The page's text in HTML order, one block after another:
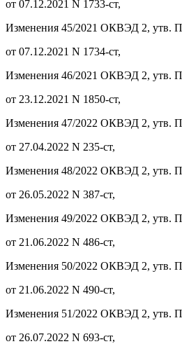
от 07.12.2021 N 1733-ст,
Изменения 45/2021 ОКВЭД 2, утв.
от 07.12.2021 N 1734-ст,
Изменения 46/2021 ОКВЭД 2, утв.
от 23.12.2021 N 1850-ст,
Изменения 47/2022 ОКВЭД 2, утв.
от 27.04.2022 N 235-ст,
Изменения 48/2022 ОКВЭД 2, утв.
от 26.05.2022 N 387-ст,
Изменения 49/2022 ОКВЭД 2, утв.
от 21.06.2022 N 486-ст,
Изменения 50/2022 ОКВЭД 2, утв.
от 21.06.2022 N 490-ст,
Изменения 51/2022 ОКВЭД 2, утв.
от 26.07.2022 N 693-ст,